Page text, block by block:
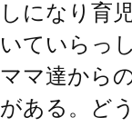
しになり育
いていらっ
ママ達から
がある。ど